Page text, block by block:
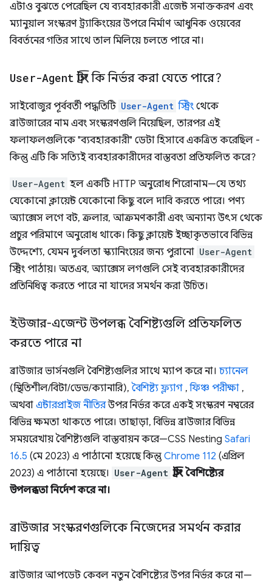
এটাও বুঝতে পেরেছিল যে ব্যবহারকারী এজেন্ট সনাক্তকরণ এবং
ম্যানুয়াল সংস্করণ ট্র্যাকিংয়ের উপরে নির্মাণ আধুনিক ওয়েবের
বিবর্তনের গতির সাথে তাল মিলিয়ে চলতে পারে না।
User-Agent স্ট্রিং কি নির্ভর করা যেতে পারে?
সাইবোজুর পূর্ববর্তী পদ্ধতিটি User-Agent স্ট্রিং থেকে
ব্রাউজারের নাম এবং সংস্করণগুলি নিয়েছিল, তারপর এই
ফলাফলগুলিকে "ব্যবহারকারী" ডেটা হিসাবে একত্রিত করেছিল -
কিন্তু এটি কি সত্যিই ব্যবহারকারীদের বাস্তবতা প্রতিফলিত করে?
User-Agent হল একটি HTTP অনুরোধ শিরোনাম—যে তথ্য
যেকোনো ক্লায়েন্ট যেকোনো কিছু বলে দাবি করতে পারে। পণ্য
অ্যাক্সেস লগে বট, ক্রলার, আক্রমণকারী এবং অন্যান্য উৎস থেকে
প্রচুর পরিমাণে অনুরোধ থাকে। কিছু ক্লায়েন্ট ইচ্ছাকৃতভাবে বিভিন্ন
উদ্দেশ্যে, যেমন দুর্বলতা স্ক্যানিংয়ের জন্য পুরানো User-Agent
স্ট্রিং পাঠায়। অতএব, অ্যাক্সেস লগগুলি সেই ব্যবহারকারীদের
প্রতিনিধিত্ব করতে পারে না যাদের সমর্থন করা উচিত।
ইউজার-এজেন্ট উপলব্ধ বৈশিষ্ট্যগুলি প্রতিফলিত
করতে পারে না
ব্রাউজার ভার্সনগুলি বৈশিষ্ট্যগুলির সাথে ম্যাপ করে না। চ্যানেল
(স্থিতিশীল/বিটা/ডেভ/ক্যানারি), বৈশিষ্ট্য ফ্ল্যাগ ,ফিঞ্চ পরীক্ষা ,
অথবা এন্টারপ্রাইজ নীতিরউপর নির্ভর করে একই সংস্করণ নম্বরের
বিভিন্ন ক্ষমতা থাকতে পারে। তাছাড়া, বিভিন্ন ব্রাউজার বিভিন্ন
সময়রেখায় বৈশিষ্ট্যগুলি বাস্তবায়ন করে—CSS Nesting Safari
16.5 (মে 2023) এ পাঠানো হয়েছে কিন্তু Chrome 112 (এপ্রিল
2023) এ পাঠানো হয়েছে। User-Agent স্ট্রিং বৈশিষ্ট্যের
উপলব্ধতা নির্দেশ করে না।
ব্রাউজার সংস্করণগুলিকে নিজেদের সমর্থন করার
দায়িত্ব
ব্রাউজার আপডেট কেবল নতুন বৈশিষ্ট্যের উপর নির্ভর করে না—